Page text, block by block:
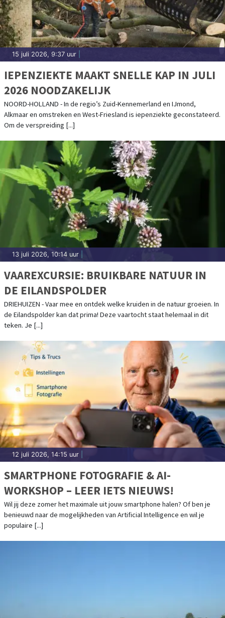
15 juli 2026, 9:37 uur
IEPENZIEKTE MAAKT SNELLE KAP IN JULI
2026 NOODZAKELIJK
NOORD-HOLLAND - In de regio’s Zuid-Kennemerland en IJmond,
Alkmaar en omstreken en West-Friesland is iepenziekte geconstateerd.
Om de verspreiding [...]
13 juli 2026, 10:14 uur
VAAREXCURSIE: BRUIKBARE NATUUR IN
DE EILANDSPOLDER
DRIEHUIZEN - Vaar mee en ontdek welke kruiden in de natuur groeien. In
de Eilandspolder kan dat prima! Deze vaartocht staat helemaal in dit
teken. Je [...]
12 juli 2026, 14:15 uur
SMARTPHONE FOTOGRAFIE & AI-
WORKSHOP – LEER IETS NIEUWS!
Wil jij deze zomer het maximale uit jouw smartphone halen? Of ben je
benieuwd naar de mogelijkheden van Artificial Intelligence en wil je
populaire [...]